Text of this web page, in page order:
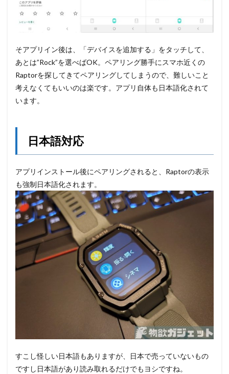
そアプリイン後は、「デバイスを追加する」をタッチして、
あとは”Rock”を選べばOK。ペアリング勝手にスマホ近くの
Raptorを探してきてペアリングしてしまうので、難しいこと
考えなくてもいいのは楽です。アプリ自体も日本語化されて
います。
日本語対応
アプリインストール後にペアリングされると、Raptorの表示
も強制日本語化されます。
すこし怪しい日本語もありますが、日本で売っていないもの
ですし日本語があり読み取れるだけでもヨシですね。